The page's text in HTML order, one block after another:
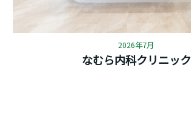
2026年7月
なむら内科クリニック